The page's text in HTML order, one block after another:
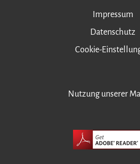
Impressum
Datenschutz
Cookie-
Nutzung unserer